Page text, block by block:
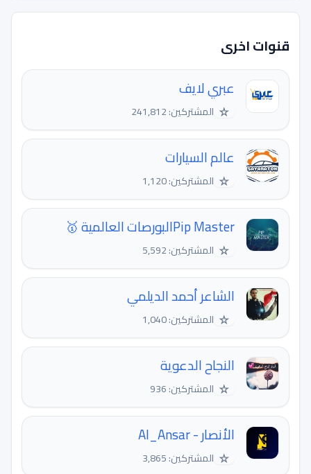
قنوات اخرى
عبري لايف
☆ المشتركين: 241,812
عالم السيارات
☆ المشتركين: 1,120
Pip Masterالبورصات العالمية 🥇
☆ المشتركين: 5,592
الشاعر أحمد الديلمي
☆ المشتركين: 1,040
النجاح الدعوية
☆ المشتركين: 936
الأنصار - Al_Ansar
☆ المشتركين: 3,865